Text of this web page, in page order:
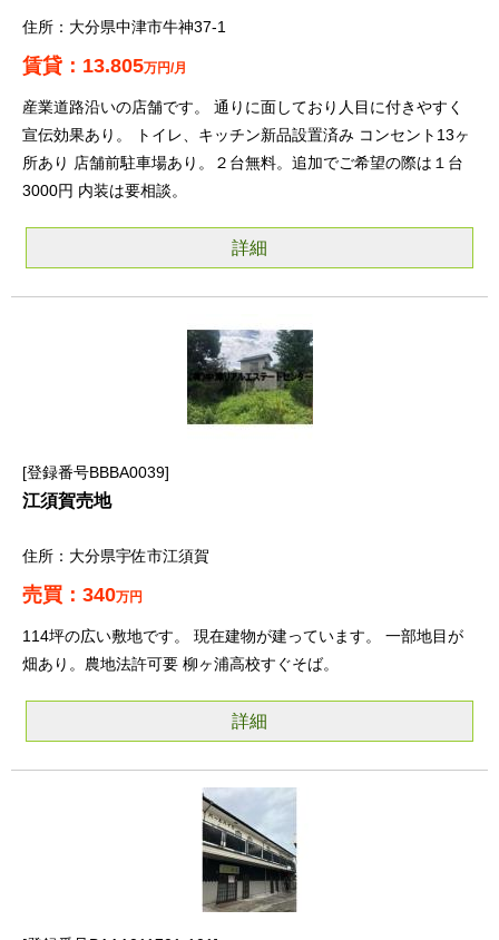
大分県中津市牛神37-1
13.805万円/月
産業道路沿いの店舗です。 通りに面しており人目に付きやすく
宣伝効果あり。 トイレ、キッチン新品設置済み コンセント13ヶ
所あり 店舗前駐車場あり。２台無料。追加でご希望の際は１台
3000円 内装は要相談。
詳細
登録番号BBBA0039
江須賀売地
大分県宇佐市江須賀
340万円
114坪の広い敷地です。 現在建物が建っています。 一部地目が
畑あり。農地法許可要 柳ヶ浦高校すぐそば。
詳細